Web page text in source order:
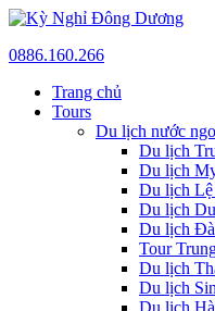
0886.160.266
Trang chủ
Tours
Du lịch nước
Du lịch
Du lịch
Du lịch Lệ
Du lịch
Du lịch
Tour
Du lịch
Du lịch
Du lịch